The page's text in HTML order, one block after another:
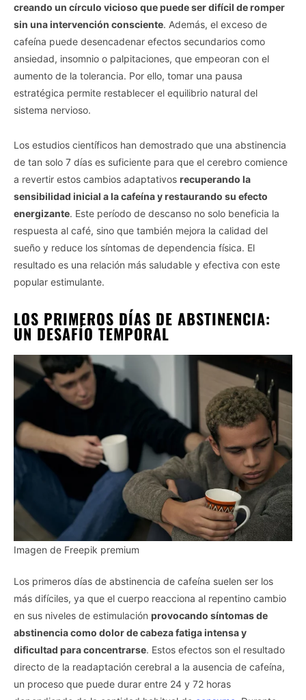
creando un círculo vicioso que puede ser difícil de romper
sin una intervención consciente. Además, el exceso de
cafeína puede desencadenar efectos secundarios como
ansiedad, insomnio o palpitaciones, que empeoran con el
aumento de la tolerancia. Por ello, tomar una pausa
estratégica permite restablecer el equilibrio natural del
sistema nervioso.
Los estudios científicos han demostrado que una abstinencia
de tan solo 7 días es suficiente para que el cerebro comience
a revertir estos cambios adaptativos recuperando la
sensibilidad inicial a la cafeína y restaurando su efecto
energizante. Este período de descanso no solo beneficia la
respuesta al café, sino que también mejora la calidad del
sueño y reduce los síntomas de dependencia física. El
resultado es una relación más saludable y efectiva con este
popular estimulante.
LOS PRIMEROS DÍAS DE ABSTINENCIA:
UN DESAFÍO TEMPORAL
Imagen de Freepik premium
Los primeros días de abstinencia de cafeína suelen ser los
más difíciles, ya que el cuerpo reacciona al repentino cambio
en sus niveles de estimulación provocando síntomas de
abstinencia como dolor de cabeza fatiga intensa y
dificultad para concentrarse. Estos efectos son el resultado
directo de la readaptación cerebral a la ausencia de cafeína,
un proceso que puede durar entre 24 y 72 horas